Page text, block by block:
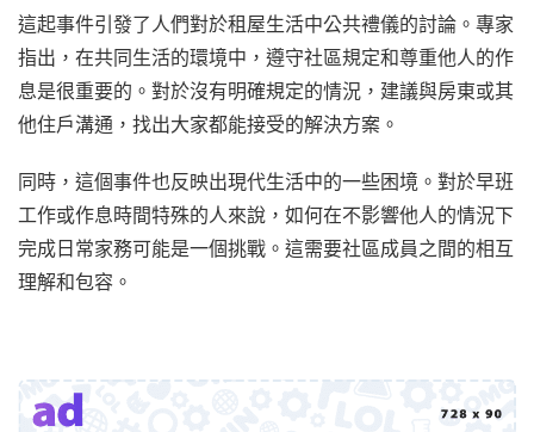
這起事件引發了人們對於租屋生活中公共禮儀的討論。專家
指出，在共同生活的環境中，遵守社區規定和尊重他人的作
息是很重要的。對於沒有明確規定的情況，建議與房東或其
他住戶溝通，找出大家都能接受的解決方案。
同時，這個事件也反映出現代生活中的一些困境。對於早班
工作或作息時間特殊的人來說，如何在不影響他人的情況下
完成日常家務可能是一個挑戰。這需要社區成員之間的相互
理解和包容。